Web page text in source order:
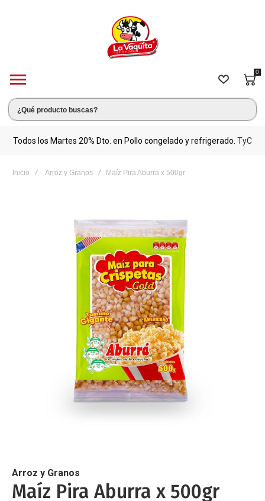
0
Todos los Martes 20% Dto. en Pollo congelado y refrigerado. TyC
Inicio Arroz y Granos Maíz Pira Aburra x 500gr
de
la
galería
Arroz y Granos
Maíz Pira Aburra x 500gr